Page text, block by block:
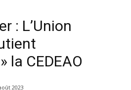
: L’Union
la CEDEAO
2023